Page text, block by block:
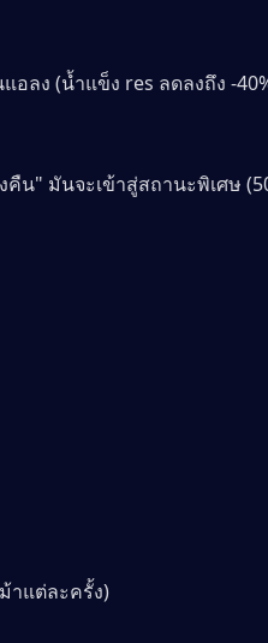
ลง (น้ำแข็ง res ลดลงถึง -
น" มันจะเข้าสู่สถานะพิเศษ
าแต่ละครั้ง)